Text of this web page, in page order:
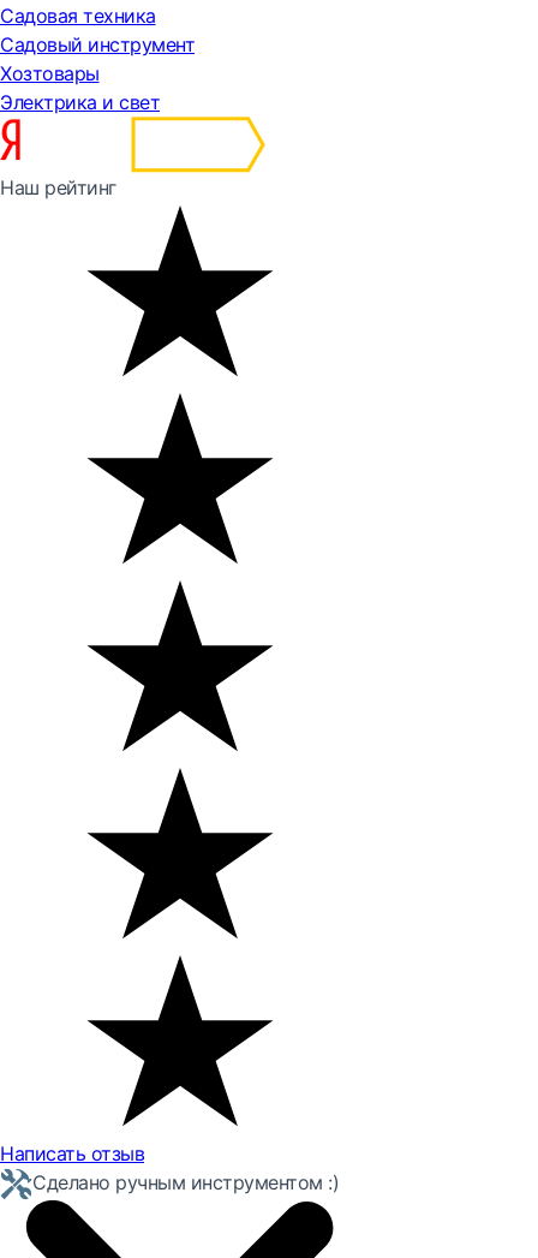
Садовая техника
Садовый инструмент
Хозтовары
Электрика и свет
Наш рейтинг
Написать отзыв
Сделано ручным инструментом :)